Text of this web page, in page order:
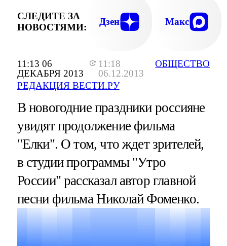
11:13 06
ДЕКАБРЯ 2013
11:18
06.12.2013
РЕДАКЦИЯ ВЕСТИ.РУ
ОБЩЕСТВО
СЛЕДИТЕ ЗА
НОВОСТЯМИ:
Дзен Макс
В новогодние праздники россияне
увидят продолжение фильма
"Елки". О том, что ждет зрителей,
в студии программы "Утро
России" рассказал автор главной
песни фильма Николай Фоменко.